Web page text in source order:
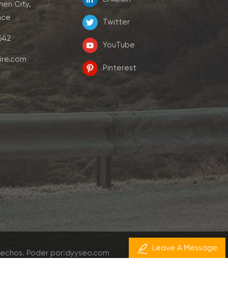
City,
Twitter
YouTube
Pinterest
Poder por:dyyseo.com
Leave A Message